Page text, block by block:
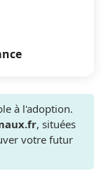
à l'adoption.
, situées
votre futur